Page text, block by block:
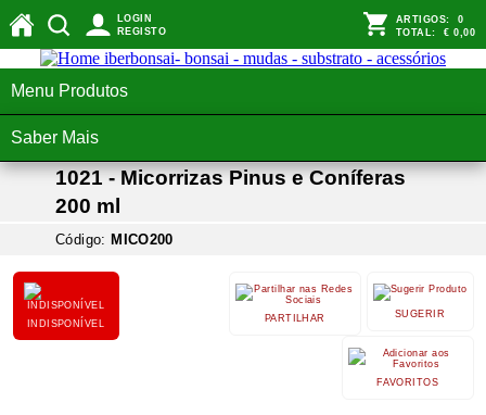
LOGIN
REGISTO
ARTIGOS: 0
TOTAL: € 0,00
Menu Produtos
Saber Mais
1021 - Micorrizas Pinus e Coníferas
200 ml
Código: MICO200
INDISPONÍVEL
SUGERIR
PARTILHAR
FAVORITOS